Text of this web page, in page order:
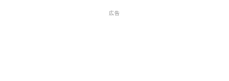
広告